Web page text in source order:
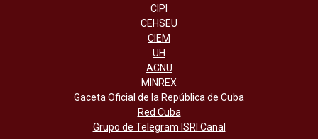
CIPI
CEHSEU
CIEM
UH
ACNU
MINREX
Gaceta Oficial de la República de Cuba
Red Cuba
Grupo de Telegram ISRI Canal